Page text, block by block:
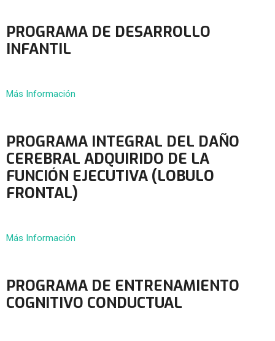
PROGRAMA DE DESARROLLO
INFANTIL
Más Información
PROGRAMA INTEGRAL DEL DAÑO
CEREBRAL ADQUIRIDO DE LA
FUNCIÓN EJECUTIVA (LOBULO
FRONTAL)
Más Información
PROGRAMA DE ENTRENAMIENTO
COGNITIVO CONDUCTUAL